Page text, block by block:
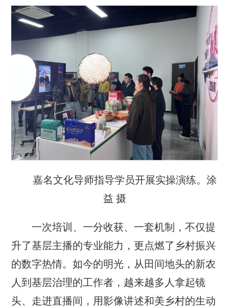
嘉名文化导师指导学员开展实操演练。涂
益 摄
一次培训、一分收获、一套机制，不仅提
升了基层主播的专业能力，更点燃了乡村振兴
的数字热情。如今的明光，从田间地头的新农
人到基层治理的工作者，越来越多人拿起镜
头、走进直播间，用影像讲述和美乡村的生动